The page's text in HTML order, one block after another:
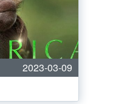
2023-03-09